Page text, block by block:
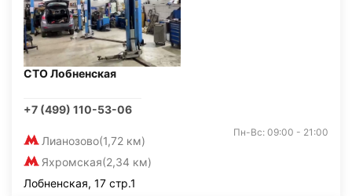
СТО Лобненская
+7 (499) 110-53-06
Лианозово(1,72 км)
Яхромская(2,34 км)
Пн-Вс: 09:00 - 21:00
Лобненская, 17 стр.1